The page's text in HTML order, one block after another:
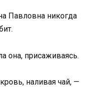
Павловна никогда
она, присаживаясь.
наливая чай, —